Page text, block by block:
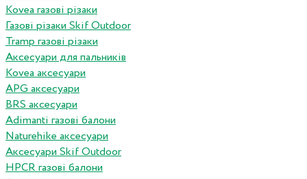
Kovea газові різаки
Газові різаки Skif Outdoor
Tramp газові різаки
Аксесуари для пальників
Kovea аксесуари
APG аксесуари
BRS аксесуари
Adimanti газові балони
Naturehike аксесуари
Аксесуари Skif Outdoor
HPCR газові балони